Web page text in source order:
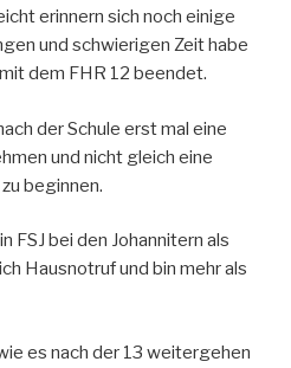
erinnern sich noch einige
und schwierigen Zeit habe
dem FHR 12 beendet.
der Schule erst mal eine
und nicht gleich eine
beginnen.
FSJ bei den Johannitern als
Hausnotruf und bin mehr als
es nach der 13 weitergehen